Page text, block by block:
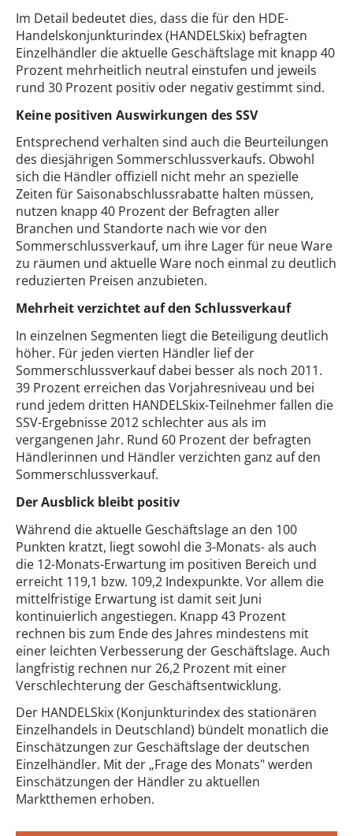
Im Detail bedeutet dies, dass die für den HDE-
Handelskonjunkturindex (HANDELSkix) befragten
Einzelhändler die aktuelle Geschäftslage mit knapp 40
Prozent mehrheitlich neutral einstufen und jeweils
rund 30 Prozent positiv oder negativ gestimmt sind.
Keine positiven Auswirkungen des SSV
Entsprechend verhalten sind auch die Beurteilungen
des diesjährigen Sommerschlussverkaufs. Obwohl
sich die Händler offiziell nicht mehr an spezielle
Zeiten für Saisonabschlussrabatte halten müssen,
nutzen knapp 40 Prozent der Befragten aller
Branchen und Standorte nach wie vor den
Sommerschlussverkauf, um ihre Lager für neue Ware
zu räumen und aktuelle Ware noch einmal zu deutlich
reduzierten Preisen anzubieten.
Mehrheit verzichtet auf den Schlussverkauf
In einzelnen Segmenten liegt die Beteiligung deutlich
höher. Für jeden vierten Händler lief der
Sommerschlussverkauf dabei besser als noch 2011.
39 Prozent erreichen das Vorjahresniveau und bei
rund jedem dritten HANDELSkix-Teilnehmer fallen die
SSV-Ergebnisse 2012 schlechter aus als im
vergangenen Jahr. Rund 60 Prozent der befragten
Händlerinnen und Händler verzichten ganz auf den
Sommerschlussverkauf.
Der Ausblick bleibt positiv
Während die aktuelle Geschäftslage an den 100
Punkten kratzt, liegt sowohl die 3-Monats- als auch
die 12-Monats-Erwartung im positiven Bereich und
erreicht 119,1 bzw. 109,2 Indexpunkte. Vor allem die
mittelfristige Erwartung ist damit seit Juni
kontinuierlich angestiegen. Knapp 43 Prozent
rechnen bis zum Ende des Jahres mindestens mit
einer leichten Verbesserung der Geschäftslage. Auch
langfristig rechnen nur 26,2 Prozent mit einer
Verschlechterung der Geschäftsentwicklung.
Der HANDELSkix (Konjunkturindex des stationären
Einzelhandels in Deutschland) bündelt monatlich die
Einschätzungen zur Geschäftslage der deutschen
Einzelhändler. Mit der „Frage des Monats" werden
Einschätzungen der Händler zu aktuellen
Marktthemen erhoben.